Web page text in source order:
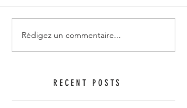
Rédigez un commentaire...
RECENT POSTS